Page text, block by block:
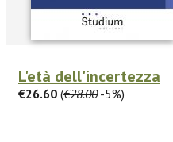
L'età dell'incertezza
€26.60 (€28.00-5%)